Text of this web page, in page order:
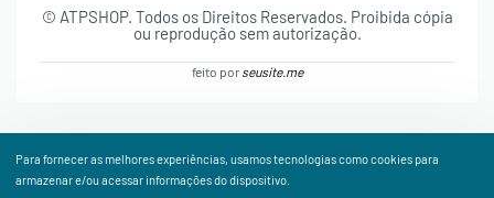
© ATPSHOP. Todos os Direitos Reservados. Proibida cópia
ou reprodução sem autorização.
feito por seusite.me
Para fornecer as melhores experiências, usamos tecnologias como cookies para
armazenar e/ou acessar informações do dispositivo.